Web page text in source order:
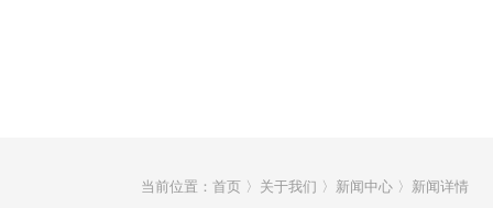
当前位置：首页 〉关于我们 〉新闻中心 〉新闻详情